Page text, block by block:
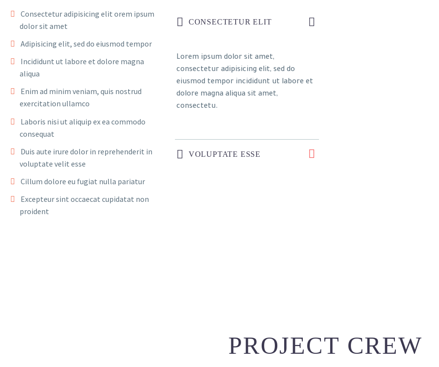
Consectetur adipisicing elit orem ipsum
dolor sit amet
Adipisicing elit, sed do eiusmod tempor
Incididunt ut labore et dolore magna
aliqua
Enim ad minim veniam, quis nostrud
exercitation ullamco
Laboris nisi ut aliquip ex ea commodo
consequat
Duis aute irure dolor in reprehenderit in
voluptate velit esse
Cillum dolore eu fugiat nulla pariatur
Excepteur sint occaecat cupidatat non
proident
CONSECTETUR ELIT
Lorem ipsum dolor sit amet,
consectetur adipisicing elit, sed do
eiusmod tempor incididunt ut labore et
dolore magna aliqua sit amet,
consectetu.
VOLUPTATE ESSE
PROJECT CREW